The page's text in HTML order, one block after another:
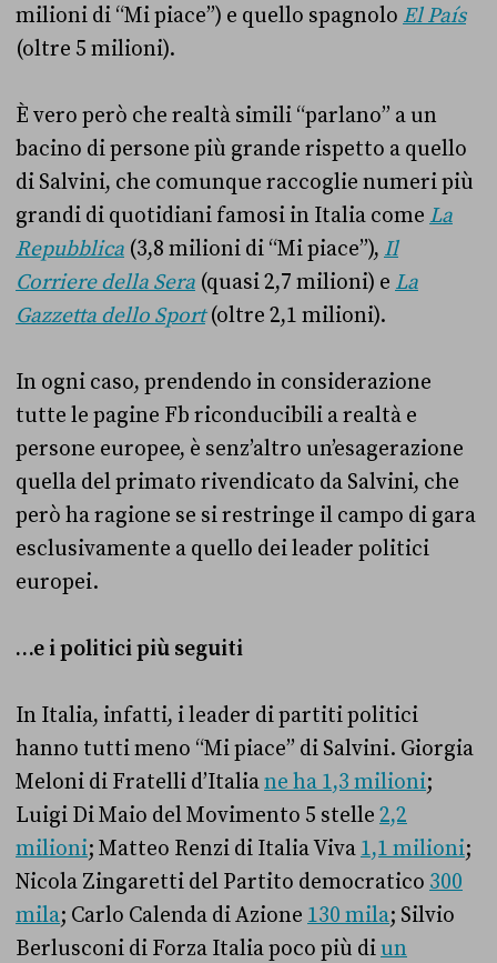
milioni di “Mi piace”) e quello spagnolo El País
(oltre 5 milioni).
È vero però che realtà simili “parlano” a un
bacino di persone più grande rispetto a quello
di Salvini, che comunque raccoglie numeri più
grandi di quotidiani famosi in Italia come La
Repubblica (3,8 milioni di “Mi piace”), Il
Corriere della Sera (quasi 2,7 milioni) e La
Gazzetta dello Sport (oltre 2,1 milioni).
In ogni caso, prendendo in considerazione
tutte le pagine Fb riconducibili a realtà e
persone europee, è senz’altro un’esagerazione
quella del primato rivendicato da Salvini, che
però ha ragione se si restringe il campo di gara
esclusivamente a quello dei leader politici
europei.
…e i politici più seguiti
In Italia, infatti, i leader di partiti politici
hanno tutti meno “Mi piace” di Salvini. Giorgia
Meloni di Fratelli d’Italiane ha 1,3 milioni;
Luigi Di Maio del Movimento 5 stelle 2,2
milioni; Matteo Renzi di Italia Viva 1,1 milioni;
Nicola Zingaretti del Partito democratico 300
mila; Carlo Calenda di Azione 130 mila; Silvio
Berlusconi di Forza Italia poco più diun